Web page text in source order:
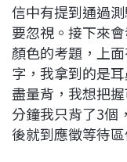
信中有提到通過
要忽視。接下來
顏色的考題，上
字，我拿到的是
盡量背，我想把
分鐘我只背了3個
後就到應徵等待區